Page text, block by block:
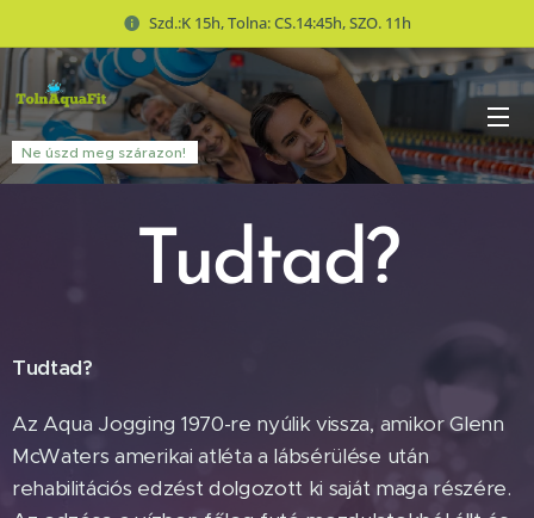
Szd.:K 15h, Tolna: CS.14:45h, SZO. 11h
Ne úszd meg szárazon!
Tudtad?
Tudtad?
Az Aqua Jogging 1970-re nyúlik vissza, amikor Glenn
McWaters amerikai atléta a lábsérülése után
rehabilitációs edzést dolgozott ki saját maga részére.